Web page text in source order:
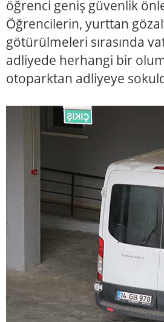
öğrenci geniş güvenlik
Öğrencilerin, yurttan
götürülmeleri sırasında
adliyede herhangi bir
otoparktan adliyeye